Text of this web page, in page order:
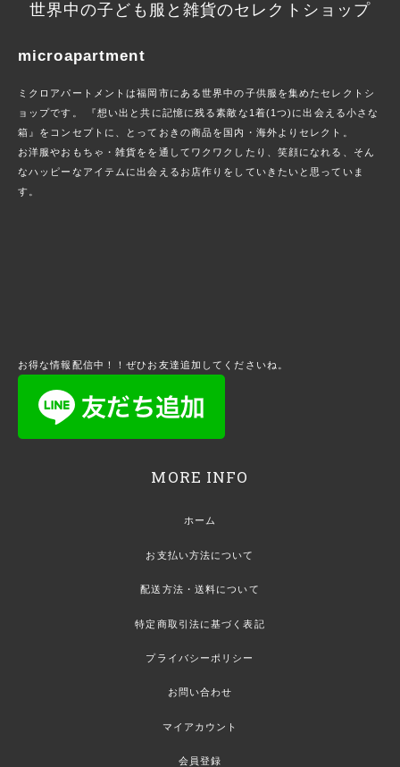
世界中の子ども服と雑貨のセレクトショップ
microapartment
ミクロアパートメントは福岡市にある世界中の子供服を集めたセレクトシ
ョップです。 『想い出と共に記憶に残る素敵な1着(1つ)に出会える小さな
箱』をコンセプトに、とっておきの商品を国内・海外よりセレクト。
お洋服やおもちゃ・雑貨をを通してワクワクしたり、笑顔になれる、そん
なハッピーなアイテムに出会えるお店作りをしていきたいと思っていま
す。
お得な情報配信中！！ぜひお友達追加してくださいね。
MORE INFO
ホーム
お支払い方法について
配送方法・送料について
特定商取引法に基づく表記
プライバシーポリシー
お問い合わせ
マイアカウント
会員登録